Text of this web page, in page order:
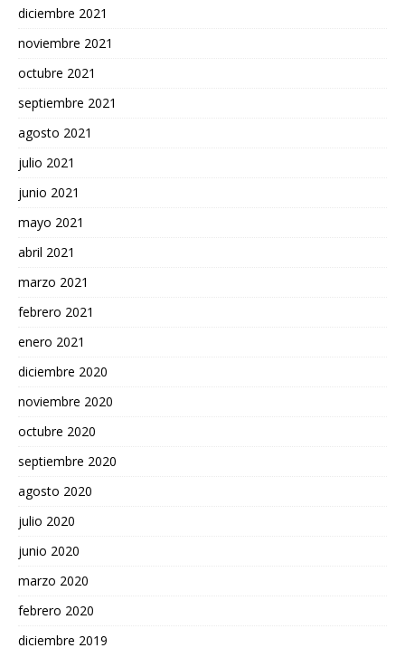
diciembre 2021
noviembre 2021
octubre 2021
septiembre 2021
agosto 2021
julio 2021
junio 2021
mayo 2021
abril 2021
marzo 2021
febrero 2021
enero 2021
diciembre 2020
noviembre 2020
octubre 2020
septiembre 2020
agosto 2020
julio 2020
junio 2020
marzo 2020
febrero 2020
diciembre 2019